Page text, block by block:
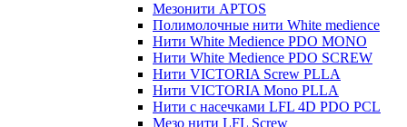
Мезонити APTOS
Полимолочные нити White medience
Нити White Medience PDO MONO
Нити White Medience PDO SCREW
Нити VICTORIA Screw PLLA
Нити VICTORIA Mono PLLA
Нити с насечками LFL 4D PDO PCL
Мезо нити LFL Screw